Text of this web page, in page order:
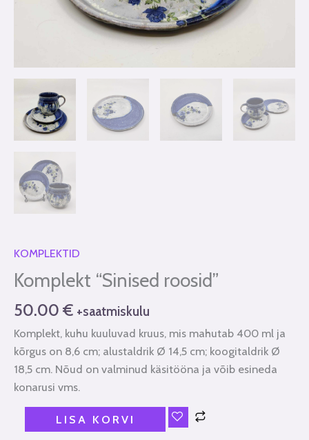
KOMPLEKTID
Komplekt “Sinised roosid”
50.00 € +saatmiskulu
Komplekt, kuhu kuuluvad kruus, mis mahutab 400 ml ja
kõrgus on 8,6 cm; alustaldrik Ø 14,5 cm; koogitaldrik Ø
18,5 cm. Nõud on valminud käsitööna ja võib esineda
konarusi vms.
LISA KORVI